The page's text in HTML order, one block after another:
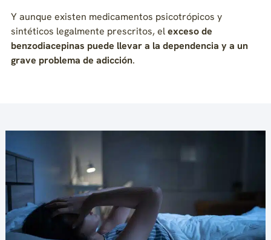
Y aunque existen medicamentos psicotrópicos y
sintéticos legalmente prescritos, elexceso de
benzodiacepinas puede llevar a la dependencia y a un
grave problema de adicción.